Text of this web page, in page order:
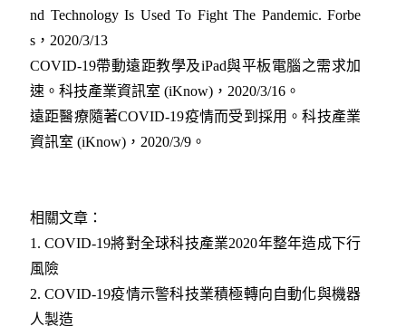
nd Technology Is Used To Fight The Pandemic. Forbe
s，2020/3/13
COVID-19帶動遠距教學及iPad與平板電腦之需求加
速。科技產業資訊室 (iKnow)，2020/3/16。
遠距醫療隨著COVID-19疫情而受到採用。科技產業
資訊室 (iKnow)，2020/3/9。
相關文章：
1.COVID-19將對全球科技產業2020年整年造成下行
風險
2.COVID-19疫情示警科技業積極轉向自動化與機器
人製造